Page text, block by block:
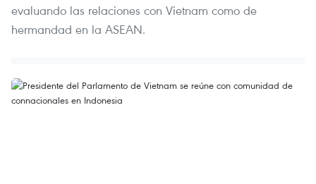
evaluando las relaciones con Vietnam como de
hermandad en la ASEAN.